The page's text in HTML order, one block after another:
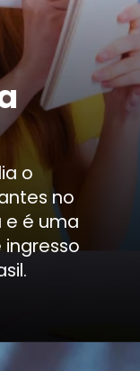
o
no
é uma
ingresso